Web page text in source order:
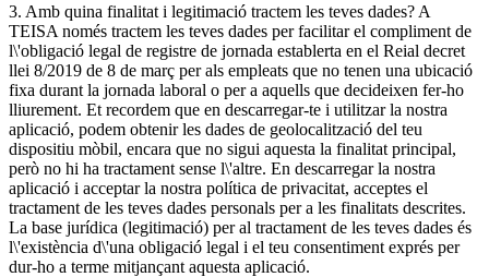
3. Amb quina finalitat i legitimació tractem les teves dades? A
TEISA només tractem les teves dades per facilitar el compliment de
l\'obligació legal de registre de jornada establerta en el Reial decret
llei 8/2019 de 8 de març per als empleats que no tenen una ubicació
fixa durant la jornada laboral o per a aquells que decideixen fer-ho
lliurement. Et recordem que en descarregar-te i utilitzar la nostra
aplicació, podem obtenir les dades de geolocalització del teu
dispositiu mòbil, encara que no sigui aquesta la finalitat principal,
però no hi ha tractament sense l\'altre. En descarregar la nostra
aplicació i acceptar la nostra política de privacitat, acceptes el
tractament de les teves dades personals per a les finalitats descrites.
La base jurídica (legitimació) per al tractament de les teves dades és
l\'existència d\'una obligació legal i el teu consentiment exprés per
dur-ho a terme mitjançant aquesta aplicació.